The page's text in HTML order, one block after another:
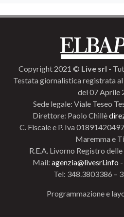
Copyright 2021 © Live srl -
Testata giornalistica registrata
del 07 Aprile
Sede legale: Viale Teseo
Direttore: Paolo Chillè
C. Fiscale e P. Iva
Maremma e
R.E.A. Livorno Registro
Mail: agenzia@livesrl.info
Tel: 348.3803386 –
Programmazione e